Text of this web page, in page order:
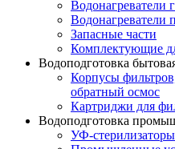
Водонагреватели
Водонагреватели
Запасные части
Комплектующие
Водоподготовка
Корпусы
обратный осмос
Картриджи для
Водоподготовка
УФ-стерилизаторы